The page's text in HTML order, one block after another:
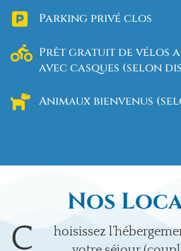
Parking privé clos
Prêt gratuit de vélos
avec casques (selon
Animaux bienvenus
Nos
C
hoisissez